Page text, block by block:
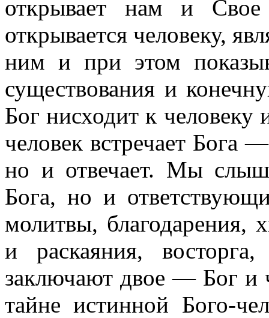
открывает нам и
открывается человеку,
ним и при этом
существования и
Бог нисходит к человеку
человек встречает Бога
но и отвечает. Мы
Бога, но и
молитвы, благодарения,
и раскаяния,
заключают двое — Бог и
тайне истинной Бого-